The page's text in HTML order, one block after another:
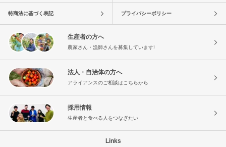
特商法に基づく表記 プライバシーポリシー
生産者の方へ
農家さん・漁師さんを募集しています!
法人・自治体の方へ
アライアンスのご相談はこちらから
採用情報
生産者と食べる人をつなぎたい
Links